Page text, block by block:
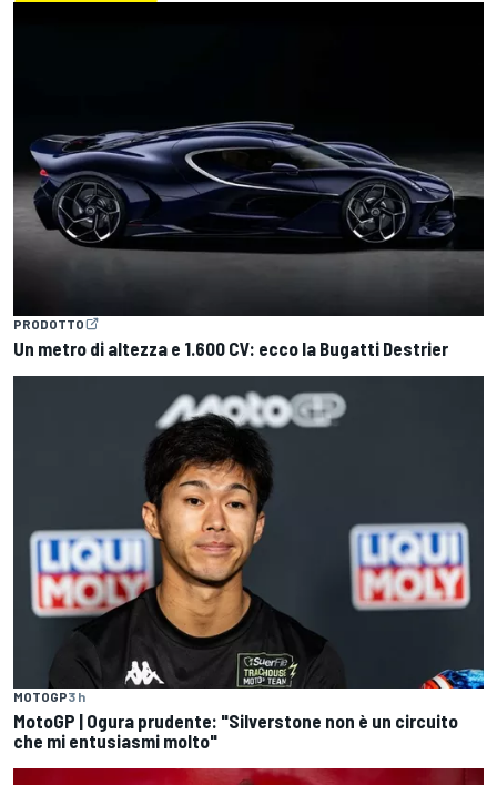
PRODOTTO
Un metro di altezza e 1.600 CV: ecco la Bugatti Destrier
MOTOGP3 h
MotoGP | Ogura prudente: "Silverstone non è un circuito
che mi entusiasmi molto"